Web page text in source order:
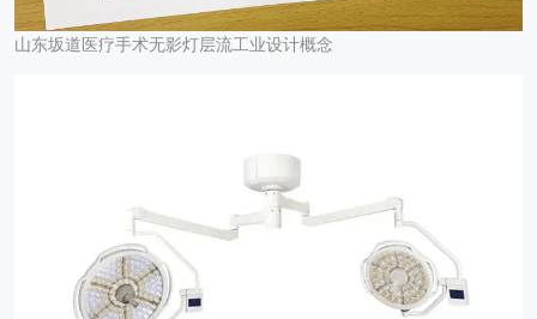
山东坂道医疗手术无影灯层流工业设计概念